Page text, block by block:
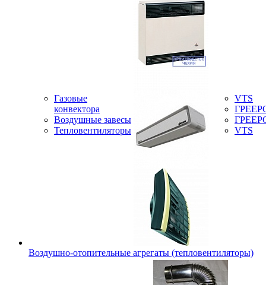
Газовые
конвектора
Воздушные завесы
Тепловентиляторы
VTS
VTS
Воздушно-отопительные агрегаты (тепловентиляторы)